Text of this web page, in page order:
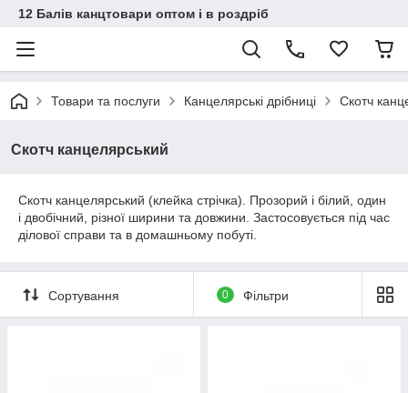
12 Балів канцтовари оптом і в роздріб
Товари та послуги Канцелярські дрібниці Скотч
Скотч канцелярський
Скотч канцелярський (клейка стрічка). Прозорий і білий, один
і двобічний, різної ширини та довжини. Застосовується під час
ділової справи та в домашньому побуті.
Сортування 0 Фільтри